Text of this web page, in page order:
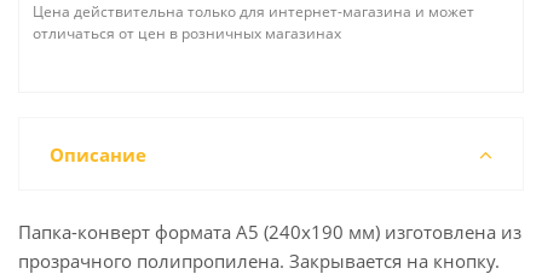
Цена действительна только для интернет-магазина и может
отличаться от цен в розничных магазинах
Описание
Папка-конверт формата А5 (240x190 мм) изготовлена из
прозрачного полипропилена. Закрывается на кнопку.